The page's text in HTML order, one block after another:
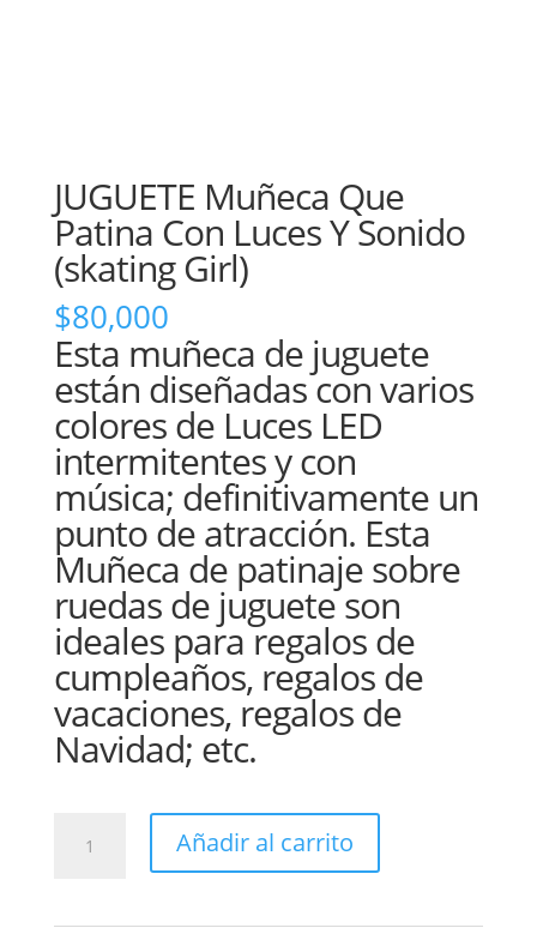
JUGUETE Muñeca Que
Patina Con Luces Y Sonido
(skating Girl)
$80,000
Esta muñeca de juguete
están diseñadas con varios
colores de Luces LED
intermitentes y con
música; definitivamente un
punto de atracción. Esta
Muñeca de patinaje sobre
ruedas de juguete son
ideales para regalos de
cumpleaños, regalos de
vacaciones, regalos de
Navidad; etc.
Muñeca
Añadir al carrito